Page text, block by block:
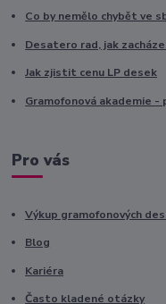
Co by nemělo chybět ve
Desatero rad, jak
Jak zjistit cenu LP desek
Gramofonová akademie -
Pro vás
Výkup gramofonových
Blog
Kariéra
Často kladené otázky